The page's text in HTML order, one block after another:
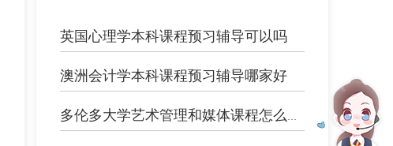
英国心理学本科课程预习辅导可以吗
澳洲会计学本科课程预习辅导哪家好
多伦多大学艺术管理和媒体课程怎么预习...